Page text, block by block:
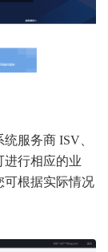
服务商 ISV、
进行相应的业
可根据实际情况